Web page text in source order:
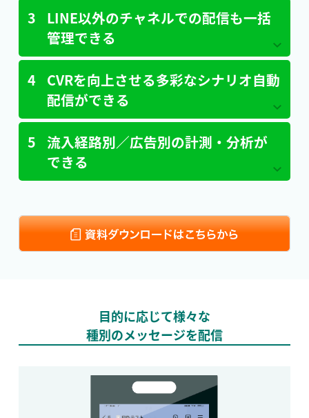
3
LINE以外のチャネルでの配信も一括
管理できる
4
CVRを向上させる多彩なシナリオ自動
配信ができる
5 流入経路別／広告別の計測・分析が
できる
目的に応じて様々な
種別のメッセージを配信